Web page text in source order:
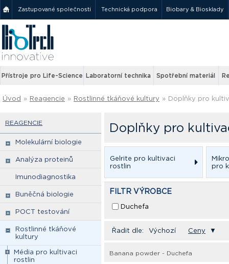
Zastupované společnosti Technická podpora Biobary & Biosklady
Přístroje pro Life-Science Laboratorní technika Spotřební materiál
Úvod » Reagencie » Rostlinné tkáňové kultury » Doplňky pro
REAGENCIE
Molekulární biologie
Analýza proteinů
Imunodiagnostika
Buněčná biologie
POCT testování
Rostlinné tkáňové
kultury
Média pro kultivaci
rostlin
Doplňky pro
Gelrite pro kultivaci
rostlin
pro
FILTR VÝROBCE
Duchefa
Řadit dle: Výchozí Ceny ▼
Banana powder - Duchefa